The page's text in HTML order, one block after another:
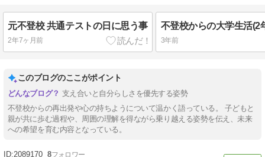
元不登校 共通テストの日に思う事
2年7ヶ月前 3年前
このブログのここがポイント
支え合いと自分らしさを優先する姿勢
不登校からの再出発や心の持ちようについて温かく語っている。 子どもと
親が共に歩む過程や、周囲の理解を得ながら乗り越える姿勢を伝え、未来
への希望を育む内容となっている。
2089170 8